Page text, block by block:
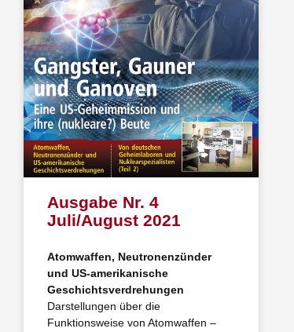
Ausgabe Nr. 4
Juli/August 2021
Atomwaffen, Neutronenzünder
und US-amerikanische
Geschichtsverdrehungen
Darstellungen über die
Funktionsweise von Atomwaffen –